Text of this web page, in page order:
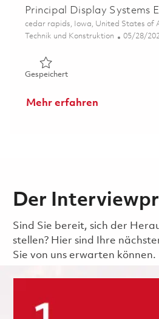
Principal Display Systems
Ort
cedar rapids, Iowa, United States of
Kategorie
Technik und Konstruktion Posted
05/28/
GespeichertGespeichert Principal
Mehr erfahren
Der
Sind Sie bereit, sich der
stellen? Hier sind Ihre
Sie von uns erwarten können.